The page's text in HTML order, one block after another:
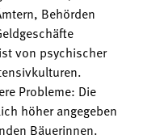
Behörden
von psychischer
Probleme: Die
höher angegeben
Bäuerinnen.